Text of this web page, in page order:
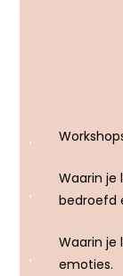
Waarin je
bedroefd
Waarin je
emoties.